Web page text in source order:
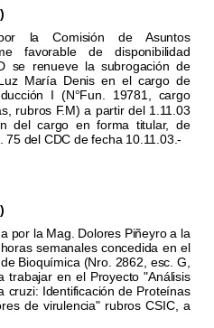
la Comisión de Asuntos
favorable de disponibilidad
se renueve la subrogación de
María Denis en el cargo de
I (N°Fun. 19781, cargo
rubros F.M) a partir del 1.11.03
del cargo en forma titular, de
del CDC de fecha 10.11.03.-
por la Mag. Dolores Piñeyro a la
semanales concedida en el
Bioquímica (Nro. 2862, esc. G,
trabajar en el Proyecto "Análisis
cruzi: Identificación de Proteínas
de virulencia" rubros CSIC, a